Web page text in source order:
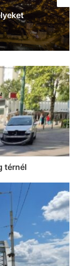
az
nap
térnél